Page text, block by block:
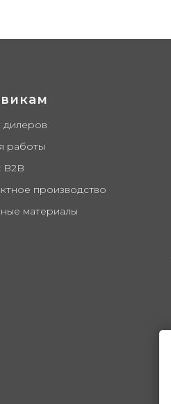
дилеров
работы
B2B
производство
материалы